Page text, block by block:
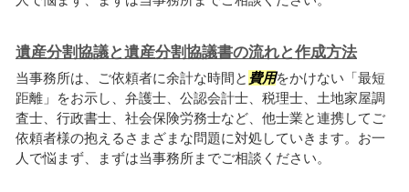
遺産分割協議と遺産分割協議書の流れと作成方法
当事務所は、ご依頼者に余計な時間と 費用をかけない「最短
距離」をお示し、弁護士、公認会計士、税理士、土地家屋調
査士、行政書士、社会保険労務士など、他士業と連携してご
依頼者様の抱えるさまざまな問題に対処していきます。お一
人で悩まず、まずは当事務所までご相談ください。